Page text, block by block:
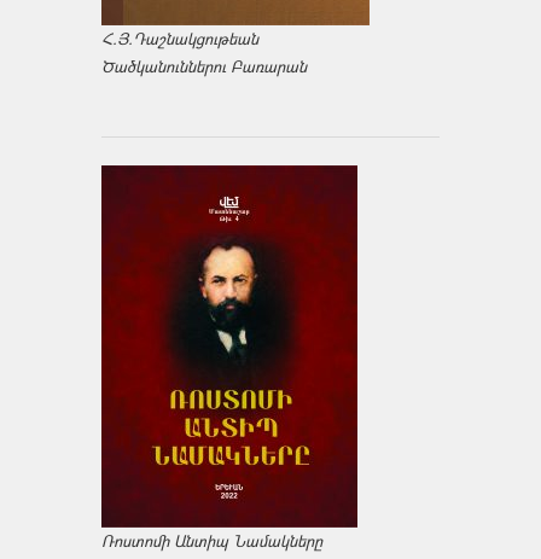
Հ.Յ.Դաշնակցութեան
Ծածկանուններու Բառարան
Ռոստոմի Անտիպ Նամակները